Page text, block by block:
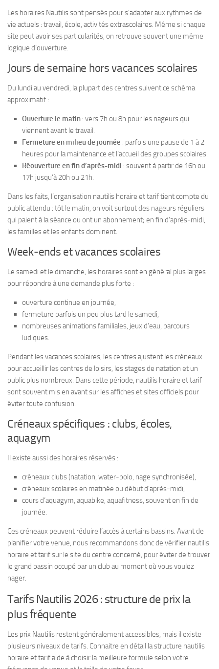
Les horaires Nautilis sont pensés pour s’adapter aux rythmes de
vie actuels : travail, école, activités extrascolaires. Même si chaque
site peut avoir ses particularités, on retrouve souvent une même
logique d’ouverture.
Jours de semaine hors vacances scolaires
Du lundi au vendredi, la plupart des centres suivent ce schéma
approximatif :
Ouverture le matin : vers 7h ou 8h pour les nageurs qui
viennent avant le travail.
Fermeture en milieu de journée : parfois une pause de 1 à 2
heures pour la maintenance et l’accueil des groupes scolaires.
Réouverture en fin d’après-midi : souvent à partir de 16h ou
17h jusqu’à 20h ou 21h.
Dans les faits, l’organisation nautilis horaire et tarif tient compte du
public attendu : tôt le matin, on voit surtout des nageurs réguliers
qui paient à la séance ou ont un abonnement; en fin d’après-midi,
les familles et les enfants dominent.
Week-ends et vacances scolaires
Le samedi et le dimanche, les horaires sont en général plus larges
pour répondre à une demande plus forte :
ouverture continue en journée,
fermeture parfois un peu plus tard le samedi,
nombreuses animations familiales, jeux d’eau, parcours
ludiques.
Pendant les vacances scolaires, les centres ajustent les créneaux
pour accueillir les centres de loisirs, les stages de natation et un
public plus nombreux. Dans cette période, nautilis horaire et tarif
sont souvent mis en avant sur les affiches et sites officiels pour
éviter toute confusion.
Créneaux spécifiques : clubs, écoles,
aquagym
Il existe aussi des horaires réservés :
créneaux clubs (natation, water-polo, nage synchronisée),
créneaux scolaires en matinée ou début d’après-midi,
cours d’aquagym, aquabike, aquafitness, souvent en fin de
journée.
Ces créneaux peuvent réduire l’accès à certains bassins. Avant de
planifier votre venue, nous recommandons donc de vérifier nautilis
horaire et tarif sur le site du centre concerné, pour éviter de trouver
le grand bassin occupé par un club au moment où vous voulez
nager.
Tarifs Nautilis 2026 : structure de prix la
plus fréquente
Les prix Nautilis restent généralement accessibles, mais il existe
plusieurs niveaux de tarifs. Connaitre en détail la structure nautilis
horaire et tarif aide à choisir la meilleure formule selon votre